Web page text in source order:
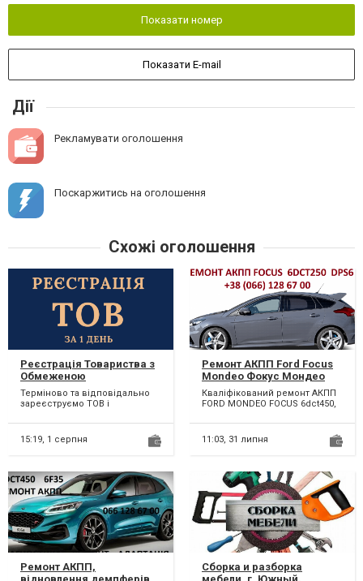
Показати номер
Показати E-mail
Дії
Рекламувати оголошення
Поскаржитись на оголошення
Схожі оголошення
Реєстрація Товариства з
Обмеженою
Відповідальністю з ПДВ,
єдиним податком.
Терміново та відповідально
зареєструємо ТОВ і
ПДВ, єдиного податку. Для р...
15:19, 1 серпня
Ремонт АКПП Ford Focus
Mondeo Фокус Мондео
MPS DPS # FV4R-7000-AB #
1681757, 2246368, 1684808,
1746065
Кваліфікований ремонт АКПП
FORD MONDEO FOCUS 6dct450,
бюджетний ремонт АКПП...
11:03, 31 липня
Ремонт АКПП,
Сборка и разборка